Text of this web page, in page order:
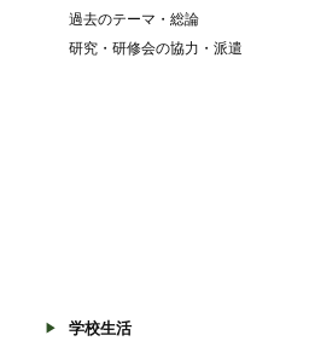
過去のテーマ・総論
研究・研修会の協力・派遣
学校生活